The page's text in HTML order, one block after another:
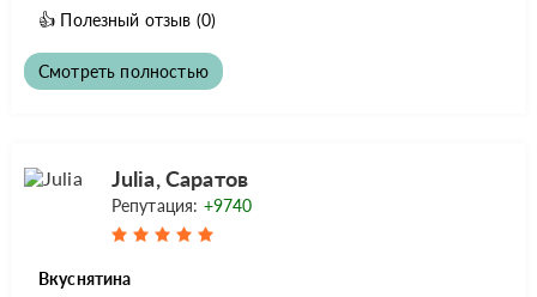
👍 Полезный отзыв (0)
Смотреть полностью
Julia, Саратов
Репутация: +9740
Вкуснятина